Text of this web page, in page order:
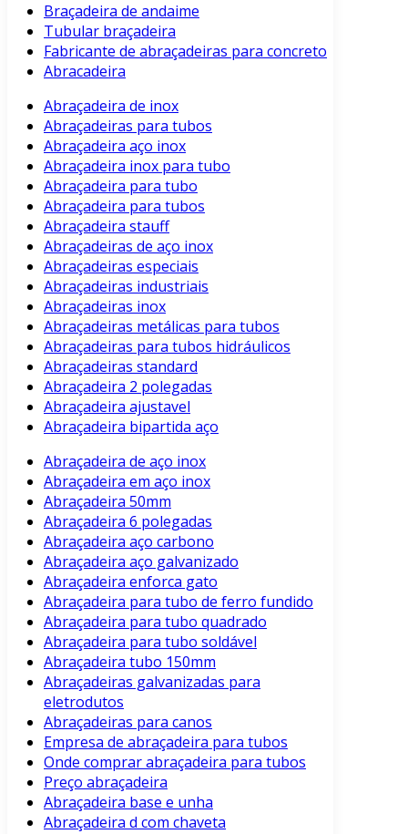
Braçadeira de andaime
Tubular braçadeira
Fabricante de abraçadeiras para concreto
Abracadeira
Abraçadeira de inox
Abraçadeiras para tubos
Abraçadeira aço inox
Abraçadeira inox para tubo
Abraçadeira para tubo
Abraçadeira para tubos
Abraçadeira stauff
Abraçadeiras de aço inox
Abraçadeiras especiais
Abraçadeiras industriais
Abraçadeiras inox
Abraçadeiras metálicas para tubos
Abraçadeiras para tubos hidráulicos
Abraçadeiras standard
Abraçadeira 2 polegadas
Abraçadeira ajustavel
Abraçadeira bipartida aço
Abraçadeira de aço inox
Abraçadeira em aço inox
Abraçadeira 50mm
Abraçadeira 6 polegadas
Abraçadeira aço carbono
Abraçadeira aço galvanizado
Abraçadeira enforca gato
Abraçadeira para tubo de ferro fundido
Abraçadeira para tubo quadrado
Abraçadeira para tubo soldável
Abraçadeira tubo 150mm
Abraçadeiras galvanizadas para
eletrodutos
Abraçadeiras para canos
Empresa de abraçadeira para tubos
Onde comprar abraçadeira para tubos
Preço abraçadeira
Abraçadeira base e unha
Abraçadeira d com chaveta